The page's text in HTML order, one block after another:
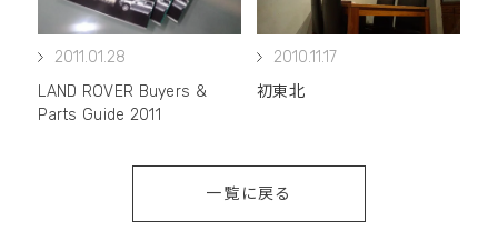
2011.01.28
LAND ROVER Buyers &
Parts Guide 2011
2010.11.17
初東北
一覧に戻る